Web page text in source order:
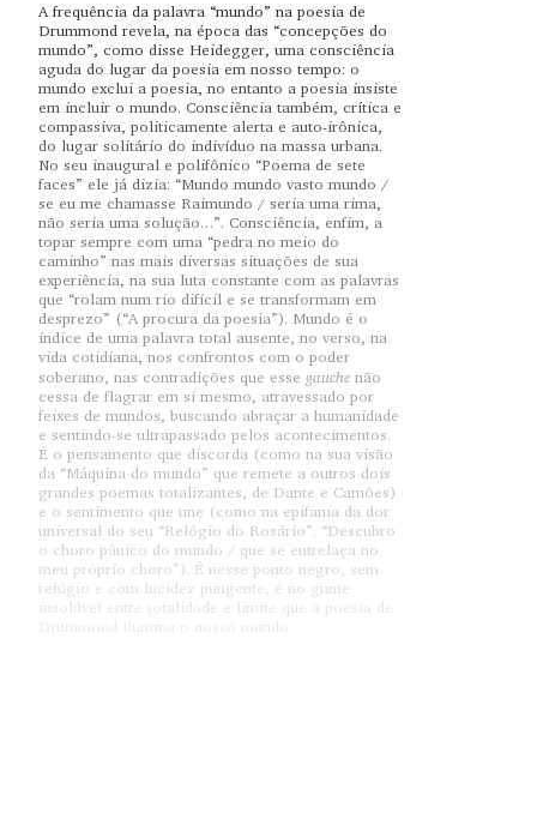
A frequência da palavra “mundo” na poesia de
Drummond revela, na época das “concepções do
mundo”, como disse Heidegger, uma consciência
aguda do lugar da poesia em nosso tempo: o
mundo exclui a poesia, no entanto a poesia insiste
em incluir o mundo. Consciência também, crítica e
compassiva, politicamente alerta e auto-irônica,
do lugar solitário do indivíduo na massa urbana.
No seu inaugural e polifônico “Poema de sete
faces” ele já dizia: “Mundo mundo vasto mundo /
se eu me chamasse Raimundo / seria uma rima,
não seria uma solução…”. Consciência, enfim, a
topar sempre com uma “pedra no meio do
caminho” nas mais diversas situações de sua
experiência, na sua luta constante com as palavras
que “rolam num rio difícil e se transformam em
desprezo” (“A procura da poesia”). Mundo é o
índice de uma palavra total ausente, no verso, na
vida cotidiana, nos confrontos com o poder
soberano, nas contradições que esse gauche não
cessa de flagrar em si mesmo, atravessado por
feixes de mundos, buscando abraçar a humanidade
e sentindo-se ultrapassado pelos acontecimentos.
É o pensamento que discorda (como na sua visão
da “Máquina do mundo” que remete a outros dois
grandes poemas totalizantes, de Dante e Camões)
e o sentimento que une (como na epifania da dor
universal do seu “Relógio do Rosário”: “Descubro
o choro pânico do mundo / que se entrelaça no
meu próprio choro”). É nesse ponto negro, sem
refúgio e com lucidez pungente, é no gume
insolúvel entre totalidade e limite que a poesia de